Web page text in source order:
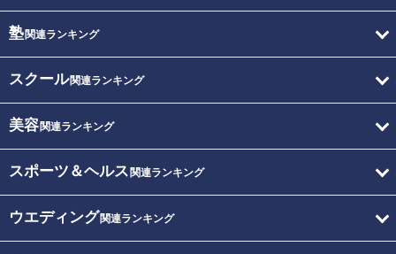
塾関連ランキング
スクール関連ランキング
美容関連ランキング
スポーツ＆ヘルス 関連ランキング
ウエディング関連ランキング